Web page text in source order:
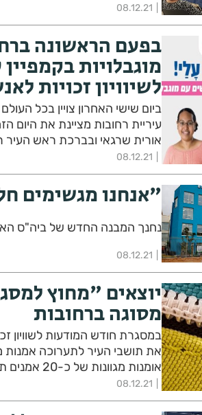
08.12.21
בפעם הראשונה
מוגבלויות
לשיוויון זכויות
ביום שישי האחרון צויין בכל
עיריית רחובות מציינת את
אורית שרגאי ובברכת ראש העיר
08.12.21
"אנחנו מגשימים
נחנך המבנה החדש של ביה"ס האנתרופוסופי שיבולים בנס ציונה
08.12.21
יוצאים "מחוץ
מסוגה ברחובות
במסגרת חודש המודעות לשוויון
את תושבי העיר לתערוכה אמנות
אומנות מגוונות של כ-20 אמנים תושבי העיר- כולם מתמודדים עם מגבלות
08.12.21